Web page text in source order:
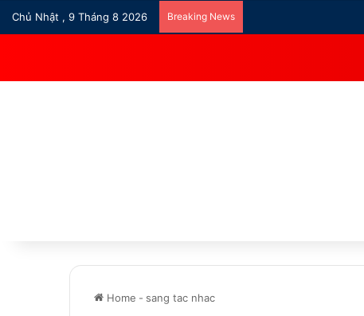
Chủ Nhật , 9 Tháng 8 2026 Breaking News
Home - sang tac nhac